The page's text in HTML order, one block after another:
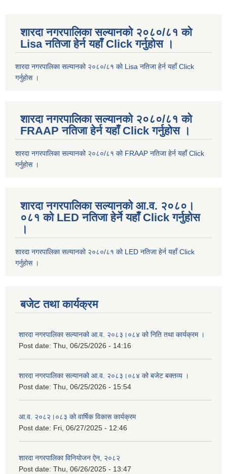
शारदा नगरपालिका सल्यानको २०८०/८१ को
Lisa नतिजा हेर्न यहाँ Click गर्नुहोस ।
शारदा नगरपालिका सल्यानको २०८०/८१ को Lisa नतिजा हेर्न यहाँ Click
गर्नुहोस ।
शारदा नगरपालिका सल्यानको २०८०/८१ को
FRAAP नतिजा हेर्न यहाँ Click गर्नुहोस ।
शारदा नगरपालिका सल्यानको २०८०/८१ को FRAAP नतिजा हेर्न यहाँ Click
गर्नुहोस ।
शारदा नगरपालिका सल्यानको आ.व. २०८०।
०८१ को LED नतिजा हेर्ने यहाँ Click गर्नुहोस
।
शारदा नगरपालिका सल्यानको २०८०/८१ को LED नतिजा हेर्न यहाँ Click
गर्नुहोस ।
बजेट तथा कार्यक्रम
शारदा नगरपालिका सल्यानको आ.व. २०८३।०८४ को निति तथा कार्यक्रम ।
Post date: Thu, 06/25/2026 - 14:16
शारदा नगरपालिका सल्यानको आ.व. २०८३।०८४ को बजेट बक्तव्य ।
Post date: Thu, 06/25/2026 - 15:54
आ.व. २०८२।०८३ को वार्षिक विकास कार्यक्रम
Post date: Fri, 06/27/2025 - 12:46
शारदा नगरपालिका विनियोजन ऐन, २०८२
Post date: Thu, 06/26/2025 - 13:47